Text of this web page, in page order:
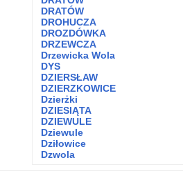
DRATÓW
DROHUCZA
DROZDÓWKA
DRZEWCZA
Drzewicka Wola
DYS
DZIERSŁAW
DZIERZKOWICE
Dzierżki
DZIESIĄTA
DZIEWULE
Dziewule
Dziłowice
Dzwola